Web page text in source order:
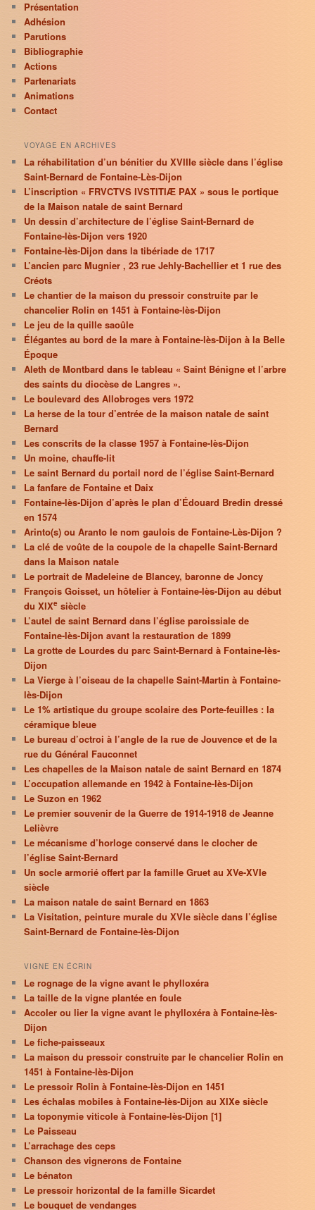
Présentation
Adhésion
Parutions
Bibliographie
Actions
Partenariats
Animations
Contact
VOYAGE EN ARCHIVES
La réhabilitation d’un bénitier du XVIIIe siècle dans l’église
Saint-Bernard de Fontaine-Lès-Dijon
L’inscription « FRVCTVS IVSTITIÆ PAX » sous le portique
de la Maison natale de saint Bernard
Un dessin d’architecture de l’église Saint-Bernard de
Fontaine-lès-Dijon vers 1920
Fontaine-lès-Dijon dans la tibériade de 1717
L’ancien parc Mugnier , 23 rue Jehly-Bachellier et 1 rue des
Créots
Le chantier de la maison du pressoir construite par le
chancelier Rolin en 1451 à Fontaine-lès-Dijon
Le jeu de la quille saoûle
Élégantes au bord de la mare à Fontaine-lès-Dijon à la Belle
Époque
Aleth de Montbard dans le tableau « Saint Bénigne et l’arbre
des saints du diocèse de Langres ».
Le boulevard des Allobroges vers 1972
La herse de la tour d’entrée de la maison natale de saint
Bernard
Les conscrits de la classe 1957 à Fontaine-lès-Dijon
Un moine, chauffe-lit
Le saint Bernard du portail nord de l’église Saint-Bernard
La fanfare de Fontaine et Daix
Fontaine-lès-Dijon d’après le plan d’Édouard Bredin dressé
en 1574
Arinto(s) ou Aranto le nom gaulois de Fontaine-Lès-Dijon ?
La clé de voûte de la coupole de la chapelle Saint-Bernard
dans la Maison natale
Le portrait de Madeleine de Blancey, baronne de Joncy
François Goisset, un hôtelier à Fontaine-lès-Dijon au début
du XIXe siècle
L’autel de saint Bernard dans l’église paroissiale de
Fontaine-lès-Dijon avant la restauration de 1899
La grotte de Lourdes du parc Saint-Bernard à Fontaine-lès-
Dijon
La Vierge à l’oiseau de la chapelle Saint-Martin à Fontaine-
lès-Dijon
Le 1% artistique du groupe scolaire des Porte-feuilles : la
céramique bleue
Le bureau d’octroi à l’angle de la rue de Jouvence et de la
rue du Général Fauconnet
Les chapelles de la Maison natale de saint Bernard en 1874
L’occupation allemande en 1942 à Fontaine-lès-Dijon
Le Suzon en 1962
Le premier souvenir de la Guerre de 1914-1918 de Jeanne
Lelièvre
Le mécanisme d’horloge conservé dans le clocher de
l’église Saint-Bernard
Un socle armorié offert par la famille Gruet au XVe-XVIe
siècle
La maison natale de saint Bernard en 1863
La Visitation, peinture murale du XVIe siècle dans l’église
Saint-Bernard de Fontaine-lès-Dijon
VIGNE EN ÉCRIN
Le rognage de la vigne avant le phylloxéra
La taille de la vigne plantée en foule
Accoler ou lier la vigne avant le phylloxéra à Fontaine-lès-
Dijon
Le fiche-paisseaux
La maison du pressoir construite par le chancelier Rolin en
1451 à Fontaine-lès-Dijon
Le pressoir Rolin à Fontaine-lès-Dijon en 1451
Les échalas mobiles à Fontaine-lès-Dijon au XIXe siècle
La toponymie viticole à Fontaine-lès-Dijon [1]
Le Paisseau
L’arrachage des ceps
Chanson des vignerons de Fontaine
Le bénaton
Le pressoir horizontal de la famille Sicardet
Le bouquet de vendanges